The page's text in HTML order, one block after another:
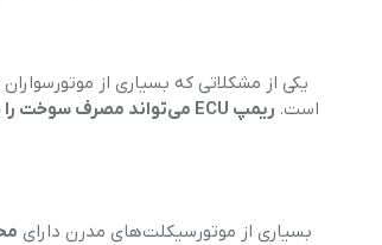
یکی از مشکلاتی که بسیاری از
است.ریمپ ECU می‌تواند مصرف سوخت را بین ۱۰ تا ۱۵ درصد کاهش دهد
بسیاری از موتورسیکلت‌های مدرن دارای